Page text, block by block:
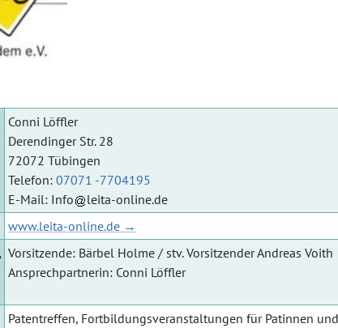
Conni Löffler
Derendinger Str. 28
72072 Tübingen
Telefon: 07071 -7704195
E-Mail: Info
leita-online.de
www.leita-online.de
Vorsitzende: Bärbel Holme / stv. Vorsitzender Andreas Voith
Ansprechpartnerin: Conni Löffler
Patentreffen, Fortbildungsveranstaltungen für Patinnen